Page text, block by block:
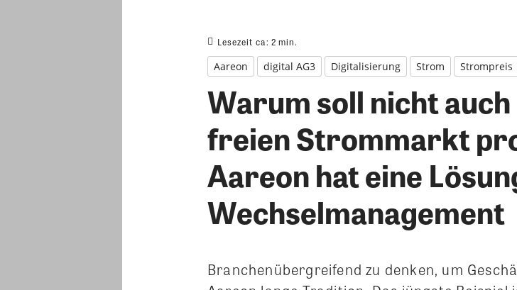
Lesezeit ca: 2 min.
Aareon digital AG3 Digitalisierung Strom Strompreis
Warum soll nicht
freien Strommarkt
Aareon hat eine
Wechselmanagement
Branchenübergreifend zu denken, um